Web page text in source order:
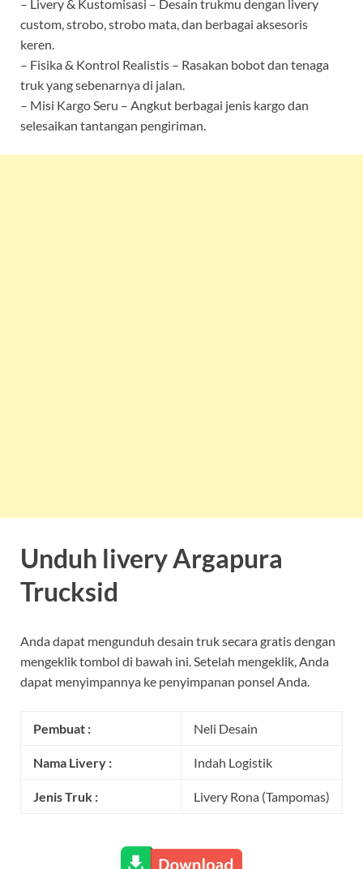
– Livery & Kustomisasi – Desain trukmu dengan livery
custom, strobo, strobo mata, dan berbagai aksesoris
keren.
– Fisika & Kontrol Realistis – Rasakan bobot dan tenaga
truk yang sebenarnya di jalan.
– Misi Kargo Seru – Angkut berbagai jenis kargo dan
selesaikan tantangan pengiriman.
Unduh livery Argapura
Trucksid
Anda dapat mengunduh desain truk secara gratis dengan
mengeklik tombol di bawah ini. Setelah mengeklik, Anda
dapat menyimpannya ke penyimpanan ponsel Anda.
Pembuat : Neli Desain
Nama Livery : Indah Logistik
Jenis Truk : Livery Rona (Tampomas)